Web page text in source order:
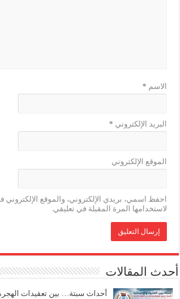
الاسم *
البريد الإلكتروني *
الموقع الإلكتروني
احفظ اسمي، بريدي الإلكتروني، والموقع
لاستخدامها المرة المقبلة في تعليقي.
أحدث المقالات
أحداث سبتة… بين تعقيدات